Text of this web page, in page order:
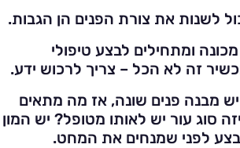
לשנות את צורת הפנים הן הגבות.
ומתחילים לבצע טיפולי
זה לא הכל – צריך לרכוש ידע.
מבנה פנים שונה, אז מה מתאים
סוג עור יש לאותו מטופל? יש המון
לפני שמנחים את המחט.